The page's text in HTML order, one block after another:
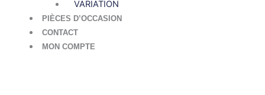
VARIATION
PIÈCES D’OCCASION
CONTACT
MON COMPTE